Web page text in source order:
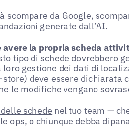
scompare da Google,
generate dall’AI.
la propria scheda
tipo di schede dovrebbero
loro gestione dei dati di
deve essere dichiarata
le modifiche vengano
schede nel tuo team —
ops, o chiunque debba